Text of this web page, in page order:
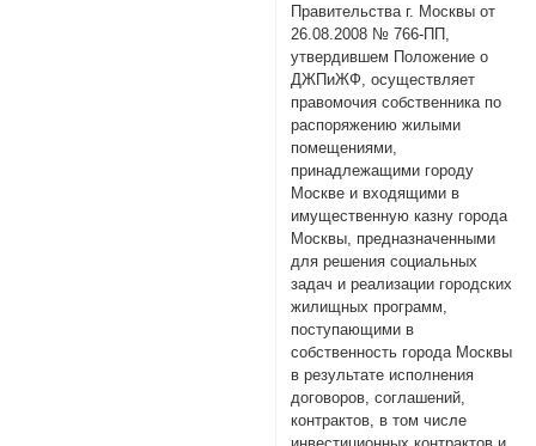
Правительства г. Москвы от
26.08.2008 № 766-ПП,
утвердившем Положение о
ДЖПиЖФ, осуществляет
правомочия собственника по
распоряжению жилыми
помещениями,
принадлежащими городу
Москве и входящими в
имущественную казну города
Москвы, предназначенными
для решения социальных
задач и реализации городских
жилищных программ,
поступающими в
собственность города Москвы
в результате исполнения
договоров, соглашений,
контрактов, в том числе